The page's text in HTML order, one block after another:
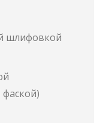
шлифовкой